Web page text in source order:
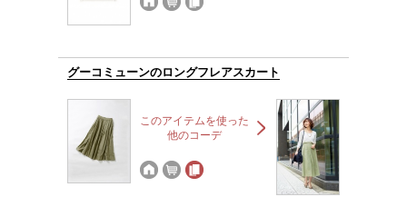
グーコミューンのロングフレアスカート
このアイテムを使った
他のコーデ